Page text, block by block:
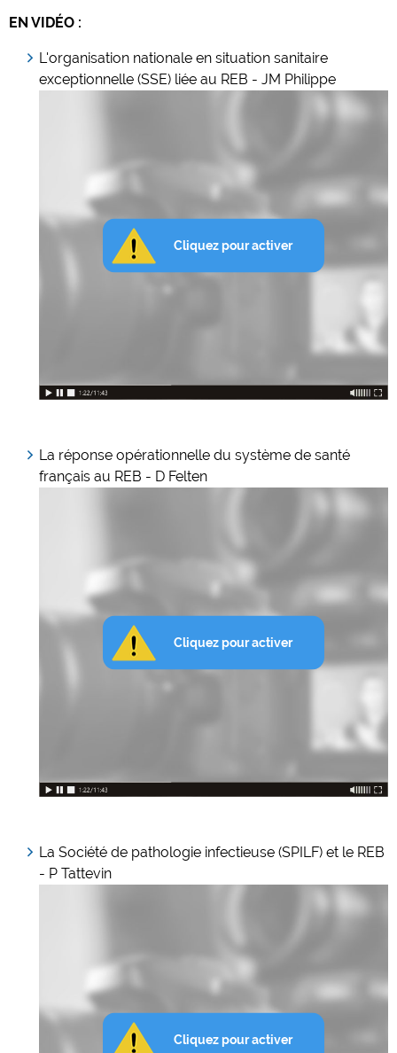
EN VIDÉO :
L'organisation nationale en situation sanitaire
exceptionnelle (SSE) liée au REB - JM Philippe
La réponse opérationnelle du système de santé
français au REB - D Felten
La Société de pathologie infectieuse (SPILF) et le REB
- P Tattevin